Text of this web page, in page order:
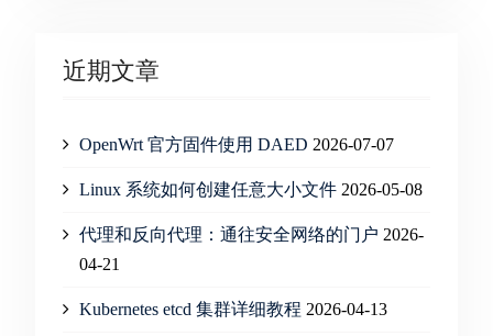
近期文章
OpenWrt 官方固件使用 DAED 2026-07-07
Linux 系统如何创建任意大小文件 2026-05-08
代理和反向代理：通往安全网络的门户 2026-
04-21
Kubernetes etcd 集群详细教程 2026-04-13